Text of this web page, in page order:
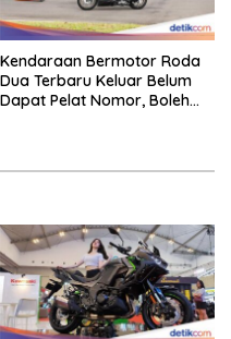
Kendaraan Bermotor Roda
Dua Terbaru Keluar Belum
Dapat Pelat Nomor, Boleh